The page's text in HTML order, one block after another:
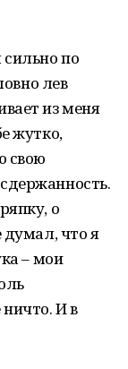
сильно по
лев
из меня
жутко,
свою
о
думал, что я
– мои
И в